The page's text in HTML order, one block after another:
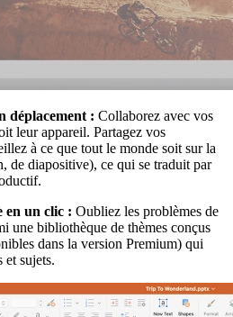
déplacement : Collaborez avec vos
leur appareil. Partagez vos
à ce que tout le monde soit sur la
de diapositive), ce qui se traduit par
en un clic : Oubliez les problèmes de
une bibliothèque de thèmes conçus
dans la version Premium) qui
et sujets.